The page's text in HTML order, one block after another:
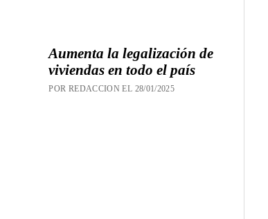
Aumenta la legalización de
viviendas en todo el país
POR REDACCION EL 28/01/2025